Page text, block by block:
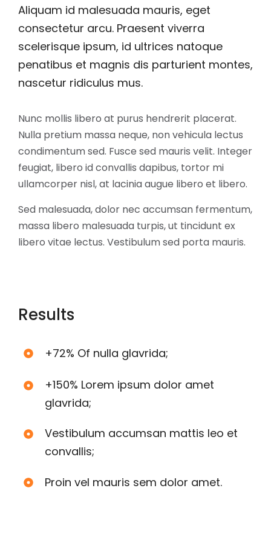
Aliquam id malesuada mauris, eget
consectetur arcu. Praesent viverra
scelerisque ipsum, id ultrices natoque
penatibus et magnis dis parturient montes,
nascetur ridiculus mus.
Nunc mollis libero at purus hendrerit placerat.
Nulla pretium massa neque, non vehicula lectus
condimentum sed. Fusce sed mauris velit. Integer
feugiat, libero id convallis dapibus, tortor mi
ullamcorper nisl, at lacinia augue libero et libero.
Sed malesuada, dolor nec accumsan fermentum,
massa libero malesuada turpis, ut tincidunt ex
libero vitae lectus. Vestibulum sed porta mauris.
Results
+72% Of nulla glavrida;
+150% Lorem ipsum dolor amet
glavrida;
Vestibulum accumsan mattis leo et
convallis;
Proin vel mauris sem dolor amet.